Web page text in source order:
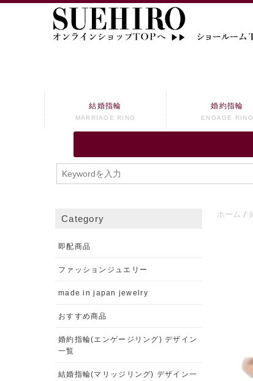
結婚指輪
MARRIAGE RING
婚約指輪
ENGAGE RING
ホーム
Category
即配商品
ファッションジュエリー
made in japan jewelry
おすすめ商品
婚約指輪(エンゲージリング) デザイン
一覧
結婚指輪(マリッジリング) デザイン一